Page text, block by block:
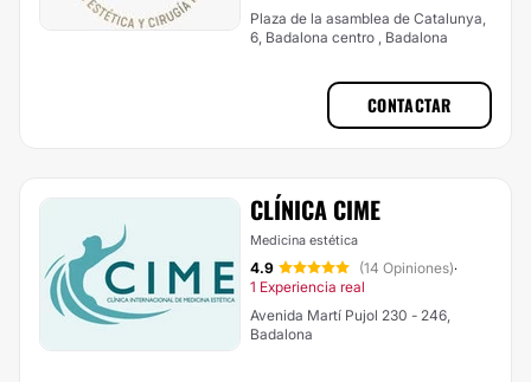
Plaza de la asamblea de Catalunya,
6, Badalona centro , Badalona
CONTACTAR
CLÍNICA CIME
Medicina estética
4.9 (14 Opiniones)·
1 Experiencia real
Avenida Martí Pujol 230 - 246,
Badalona